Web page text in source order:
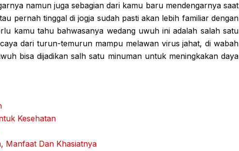
namun juga sebagian dari kamu baru mendengarnya saat
pernah tinggal di jogja sudah pasti akan lebih familiar dengan
kamu tahu bahwasanya wedang uwuh ini adalah salah satu
dari turun-temurun mampu melawan virus jahat, di wabah
bisa dijadikan salh satu minuman untuk meningkakan daya
Kesehatan
Manfaat Dan Khasiatnya